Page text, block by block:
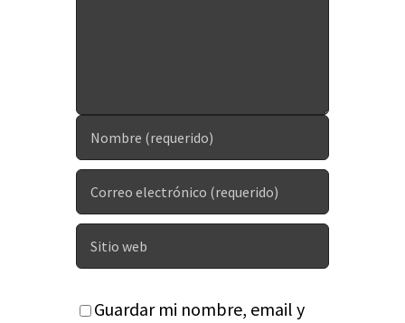
Guardar mi nombre, email y